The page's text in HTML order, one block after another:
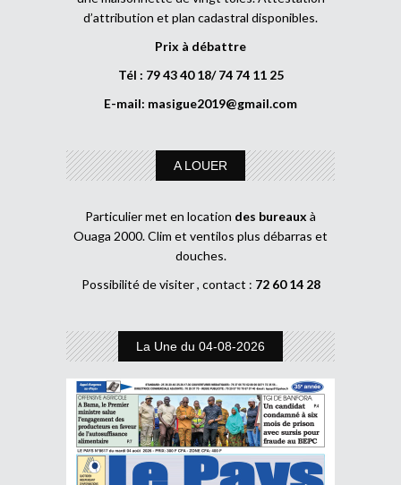
d’attribution et plan cadastral disponibles.
Prix à débattre
Tél : 79 43 40 18/ 74 74 11 25
E-mail: masigue2019@gmail.com
A LOUER
Particulier met en location des bureaux à
Ouaga 2000. Clim et ventilos plus débarras et
douches.
Possibilité de visiter , contact : 72 60 14 28
La Une du 04-08-2026